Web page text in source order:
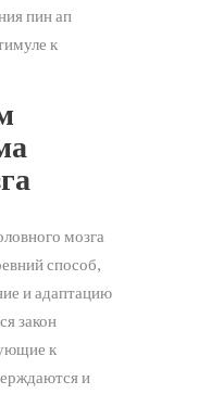
пин ап
к
мозга
способ,
и адаптацию
закон
к
и